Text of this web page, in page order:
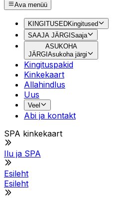
Ava menüü
KINGITUSEDKingitused
SAAJA JÄRGISaaja
ASUKOHA
JÄRGI Asukoha järgi
Kingituspakid
Kinkekaart
Allahindlus
Uus
Veel
Abi ja kontakt
SPA kinkekaart
Ilu ja SPA
Esileht
Esileht